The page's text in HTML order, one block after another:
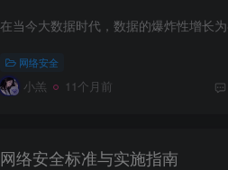
网络安全
小羔 11个月前
网络安全标准与实施指南